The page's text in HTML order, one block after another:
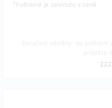
*Poštovné je zahrnuto v ceně